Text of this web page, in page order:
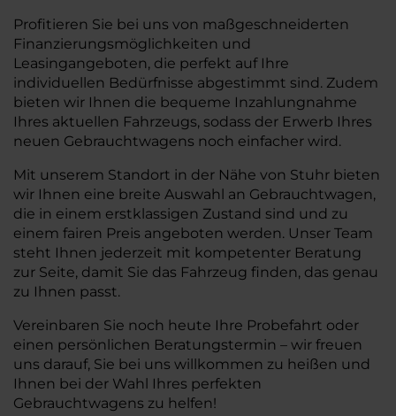
Profitieren Sie bei uns von maßgeschneiderten
Finanzierungsmöglichkeiten und
Leasingangeboten, die perfekt auf Ihre
individuellen Bedürfnisse abgestimmt sind. Zudem
bieten wir Ihnen die bequeme Inzahlungnahme
Ihres aktuellen Fahrzeugs, sodass der Erwerb Ihres
neuen Gebrauchtwagens noch einfacher wird.
Mit unserem Standort in der Nähe von Stuhr bieten
wir Ihnen eine breite Auswahl an Gebrauchtwagen,
die in einem erstklassigen Zustand sind und zu
einem fairen Preis angeboten werden. Unser Team
steht Ihnen jederzeit mit kompetenter Beratung
zur Seite, damit Sie das Fahrzeug finden, das genau
zu Ihnen passt.
Vereinbaren Sie noch heute Ihre Probefahrt oder
einen persönlichen Beratungstermin – wir freuen
uns darauf, Sie bei uns willkommen zu heißen und
Ihnen bei der Wahl Ihres perfekten
Gebrauchtwagens zu helfen!